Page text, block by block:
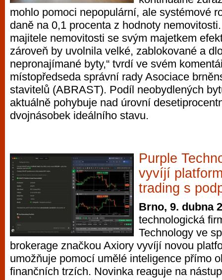
mohlo pomoci nepopulární, ale systémové
daně na 0,1 procenta z hodnoty
majitele nemovitosti se svým majetkem
zároveň by uvolnila velké, zablokované a
nepronajímané byty,“ tvrdí ve svém
místopředseda správní rady Asociace
stavitelů (ABRAST). Podíl neobydlených
aktuálně pohybuje nad úrovní
dvojnásobek ideálního stavu.
Purple
vyvíjí
trading s
Brno, 9. dubna
technologická
Technology ve
brokerage značkou Axiory vyvíjí novou
umožňuje pomocí umělé inteligence přímo
finančních trzích. Novinka reaguje na